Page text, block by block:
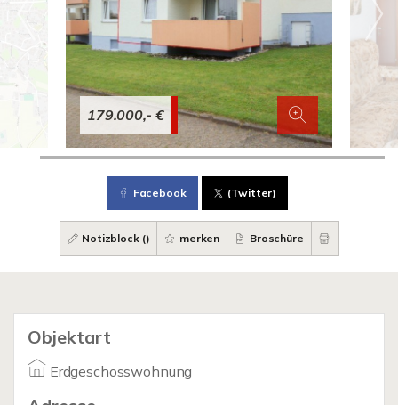
179.000,- €
Facebook (Twitter)
Notizblock () merken Broschüre
Objektart
Erdgeschosswohnung